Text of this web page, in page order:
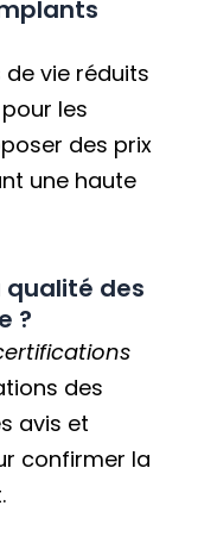
vie réduits
les
des prix
une haute
qualité des
?
des
avis et
confirmer la